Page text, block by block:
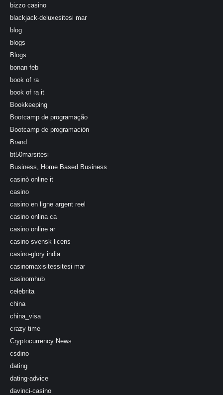
bizzo casino
blackjack-deluxesitesi mar
blog
blogs
Blogs
bonan feb
book of ra
book of ra it
Bookkeeping
Bootcamp de programação
Bootcamp de programación
Brand
bt50marsitesi
Business, Home Based Business
casinò online it
casino
casino en ligne argent reel
casino onlina ca
casino online ar
casino svensk licens
casino-glory india
casinomaxisitessitesi mar
casinomhub
celebrita
china
china_visa
crazy time
Cryptocurrency News
csdino
dating
dating-advice
davinci-casino